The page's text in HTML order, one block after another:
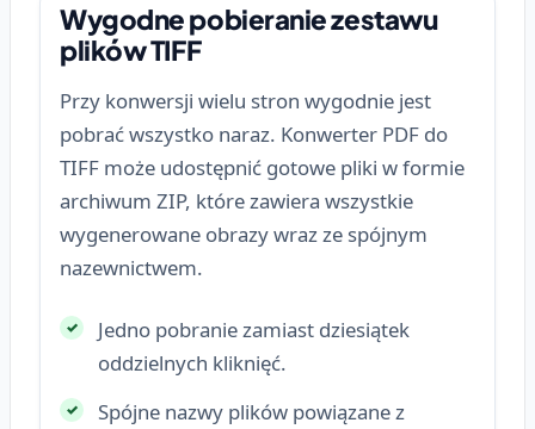
Wygodne pobieranie zestawu
plików TIFF
Przy konwersji wielu stron wygodnie jest
pobrać wszystko naraz. Konwerter PDF do
TIFF może udostępnić gotowe pliki w formie
archiwum ZIP, które zawiera wszystkie
wygenerowane obrazy wraz ze spójnym
nazewnictwem.
Jedno pobranie zamiast dziesiątek
oddzielnych kliknięć.
Spójne nazwy plików powiązane z